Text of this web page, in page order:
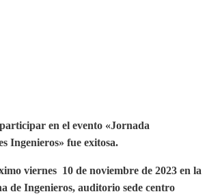
en el evento «Jornada
Ingenieros» fue exitosa.
viernes 10 de noviembre de 2023 en la
de Ingenieros, auditorio sede centro